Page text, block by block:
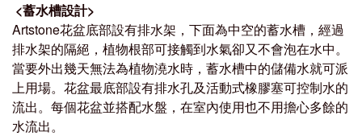
<蓄水槽設計>
Artstone花盆底部設有排水架，下面為中空的蓄水槽，經過
排水架的隔絕，植物根部可接觸到水氣卻又不會泡在水中。
當要外出幾天無法為植物澆水時，蓄水槽中的儲備水就可派
上用場。花盆最底部設有排水孔及活動式橡膠塞可控制水的
流出。每個花盆並搭配水盤，在室內使用也不用擔心多餘的
水流出。